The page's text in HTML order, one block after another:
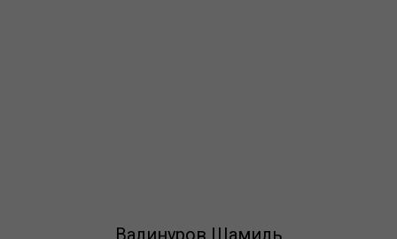
Валинуров Шамиль